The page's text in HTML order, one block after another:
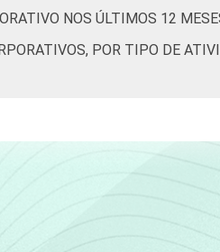
63 68
NOS ÚLTIMOS 12
POR TIPO DE